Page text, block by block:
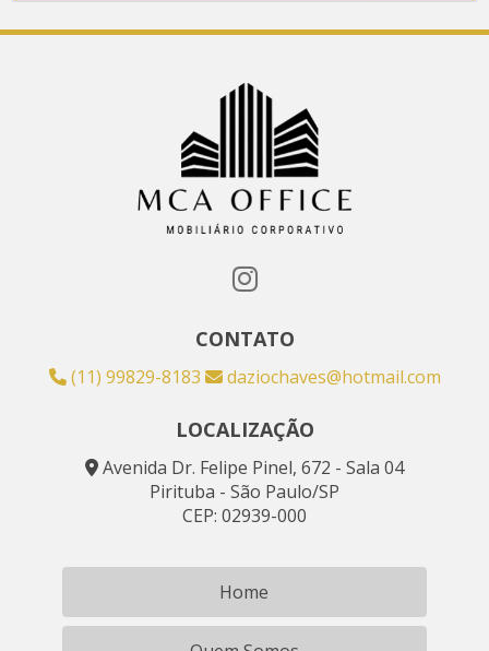
CONTATO
(11) 99829-8183 daziochaves@hotmail.com
LOCALIZAÇÃO
Avenida Dr. Felipe Pinel, 672 - Sala 04
Pirituba - São Paulo/SP
CEP: 02939-000
Home